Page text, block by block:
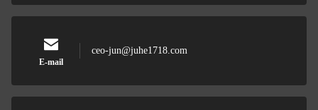
E-mail
ceo-jun@juhe1718.com